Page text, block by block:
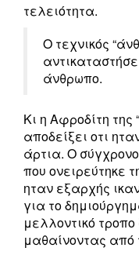
τελειότητα.
Ο τεχνικός
άνθρωπο.
Κι η Αφροδίτη της
αποδείξει οτι
άρτια. Ο
που ονειρεύτηκε
ηταν εξαρχής
για το
μελλοντικό
μαθαίνοντας από